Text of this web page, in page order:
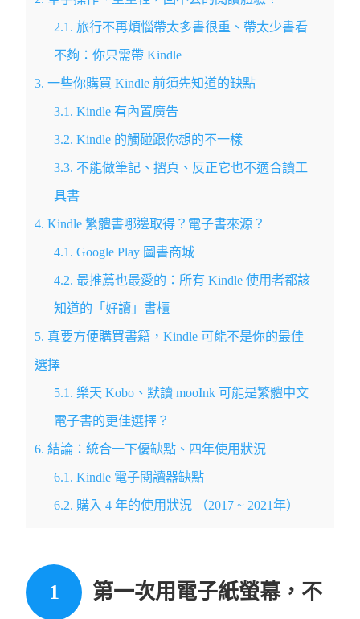
2.1. 旅行不再煩惱帶太多書很重、帶太少書看
不夠：你只需帶 Kindle
3. 一些你購買 Kindle 前須先知道的缺點
3.1. Kindle 有內置廣告
3.2. Kindle 的觸碰跟你想的不一樣
3.3. 不能做筆記、摺頁、反正它也不適合讀工
具書
4. Kindle 繁體書哪邊取得？電子書來源？
4.1. Google Play 圖書商城
4.2. 最推薦也最愛的：所有 Kindle 使用者都該
知道的「好讀」書櫃
5. 真要方便購買書籍，Kindle 可能不是你的最佳
選擇
5.1. 樂天 Kobo、默讀 mooInk 可能是繁體中文
電子書的更佳選擇？
6. 結論：統合一下優缺點、四年使用狀況
6.1. Kindle 電子閱讀器缺點
6.2. 購入 4 年的使用狀況 （2017 ~ 2021年）
第一次用電子紙螢幕，不